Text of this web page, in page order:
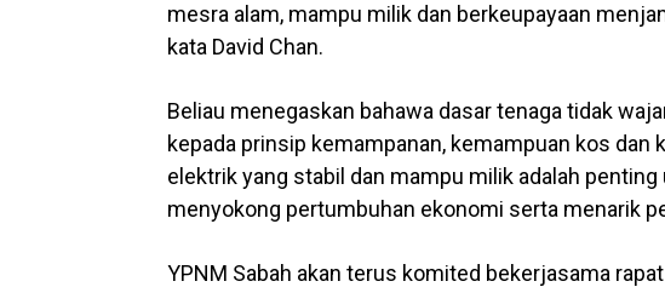
mesra alam, mampu milik dan berkeupayaan
kata David Chan.
Beliau menegaskan bahawa dasar tenaga tidak
kepada prinsip kemampanan, kemampuan kos dan
elektrik yang stabil dan mampu milik adalah
menyokong pertumbuhan ekonomi serta menarik
YPNM Sabah akan terus komited bekerjasama